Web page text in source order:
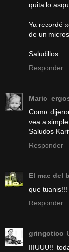
quita lo
Ya recordé
de un
Saludillos.
Responder
Como
vea a
Saludos
Responder
El mae del
que tuanis!!!
Responder
gringotico
IIIUUU!!